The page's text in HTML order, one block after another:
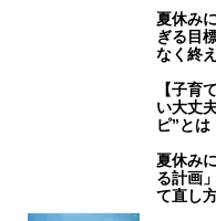
夏休み
ぎる目
なく終
【子育
い大丈
ピ”とは
夏休み
る計画
て直し